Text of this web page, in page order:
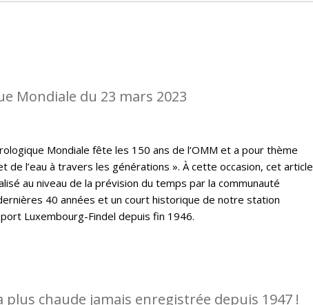
Mondiale du 23 mars 2023
Mondiale fête les 150 ans de l’OMM et a pour thème
de l’eau à travers les générations ». À cette occasion, cet article
au niveau de la prévision du temps par la communauté
40 années et un court historique de notre station
Luxembourg-Findel depuis fin 1946.
plus chaude jamais enregistrée depuis 1947 !